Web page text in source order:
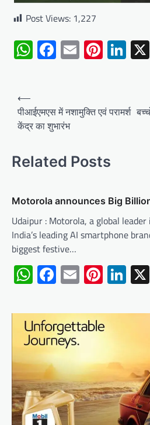
Post Views: 1,227
WhatsApp
Facebook
Email
Post
navigation
⟵
पीआईएमएस में नशामुक्ति एवं परामर्श
केंद्र का शुभारंभ
Related Posts
Motorola announces Big
Udaipur : Motorola, a global
India’s leading AI smartphone
biggest festive…
WhatsApp
Facebook
Email